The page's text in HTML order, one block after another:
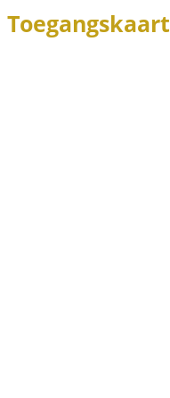
Toegangskaart